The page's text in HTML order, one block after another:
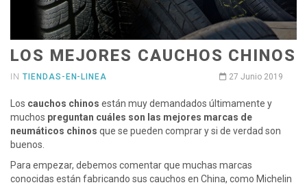
LOS MEJORES CAUCHOS CHINOS
IN TIENDAS-EN-LINEA 27 Junio 2019
Los cauchos chinos están muy demandados últimamente y
muchos preguntan cuáles son las mejores marcas de
neumáticos chinos que se pueden comprar y si de verdad son
buenos.
Para empezar, debemos comentar que muchas marcas
conocidas están fabricando sus cauchos en China, como Michelin